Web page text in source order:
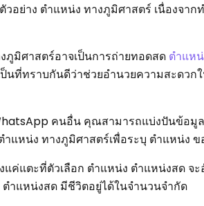
วอย่าง ตำแหน่ง ทางภูมิศาสตร์ เนื่องจาก
ภูมิศาสตร์อาจเป็นการถ่ายทอดสด ตำแห
นที่ทราบกันดีว่าช่วยอำนวยความสะดวก
คนอื่น คุณสามารถแบ่งปันข้อมู
แหน่ง ทางภูมิศาสตร์เพื่อระบุ ตำแหน่ง ข
ค่แตะที่ตัวเลือก ตำแหน่ง ตำแหน่งสด จะ
ำแหน่งสด มีชีวิตอยู่ได้ในจำนวนจำกัด